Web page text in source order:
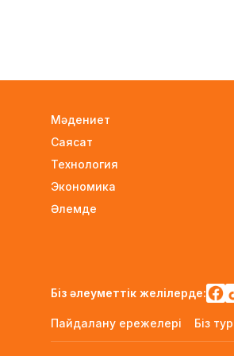
Мәдениет
Саясат
Технология
Экономика
Әлемде
Біз әлеуметтік желілерде:
Пайдалану ережелері Біз